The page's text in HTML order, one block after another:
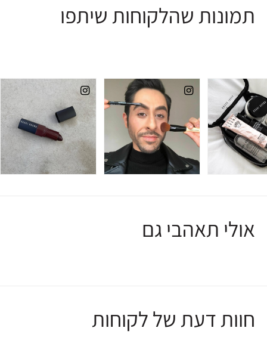
תמונות שהלקוחות שיתפו
אולי תאהבי גם
חוות דעת של לקוחות